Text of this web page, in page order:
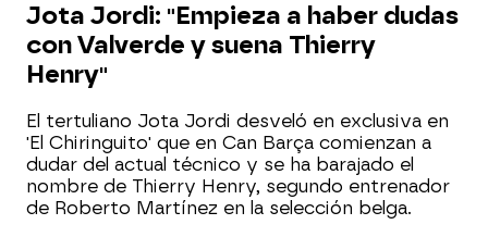
Jota Jordi: "Empieza a haber dudas
con Valverde y suena Thierry
Henry"
El tertuliano Jota Jordi desveló en exclusiva en
'El Chiringuito' que en Can Barça comienzan a
dudar del actual técnico y se ha barajado el
nombre de Thierry Henry, segundo entrenador
de Roberto Martínez en la selección belga.